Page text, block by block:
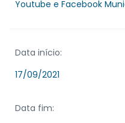
Youtube e Facebook
Data início:
17/09/2021
Data fim: